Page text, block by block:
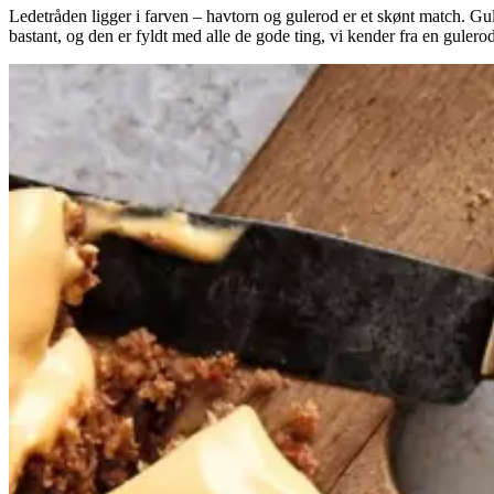
Ledetråden ligger i farven – havtorn og gulerod er et skønt match.
bastant, og den er fyldt med alle de gode ting, vi kender fra en